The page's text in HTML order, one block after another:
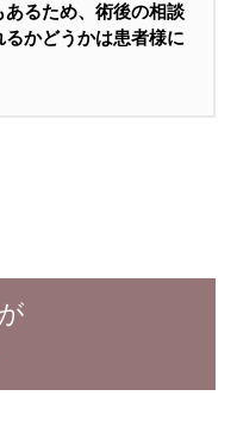
るため、術後の相談
かどうかは患者様に